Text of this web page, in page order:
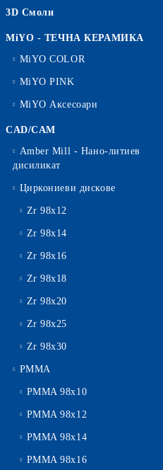
3D Смоли
MiYO - ТЕЧНА КЕРАМИКА
MiYO COLOR
MiYO PINK
MiYO Аксесоари
CAD/CAM
Amber Mill - Нано-литиев
дисиликат
Циркониеви дискове
Zr 98x12
Zr 98x14
Zr 98x16
Zr 98x18
Zr 98x20
Zr 98x25
Zr 98x30
PMMA
PMMA 98x10
PMMA 98x12
PMMA 98x14
PMMA 98x16